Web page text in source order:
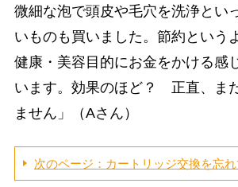
微細な泡で頭皮や毛穴を洗浄とい
いものも買いました。節約という
健康・美容目的にお金をかける感
います。効果のほど？ 正直、ま
ません」（Aさん）
次のページ：カートリッジ交換を忘れ